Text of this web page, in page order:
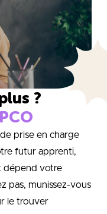
?
prise en charge
futur apprenti,
dépend votre
pas, munissez-vous
le trouver